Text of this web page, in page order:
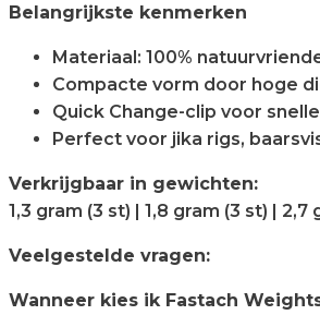
Belangrijkste kenmerken
Materiaal: 100%
Compacte vorm door hoge
Quick Change-clip voor
Perfect voor jika rigs,
Verkrijgbaar in gewichten:
1,3 gram (3 st) | 1,8 gram (3 st) |
Veelgestelde vragen:
Wanneer kies ik Fastach